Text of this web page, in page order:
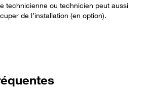
technicienne ou technicien peut aussi
de l’installation (en option).